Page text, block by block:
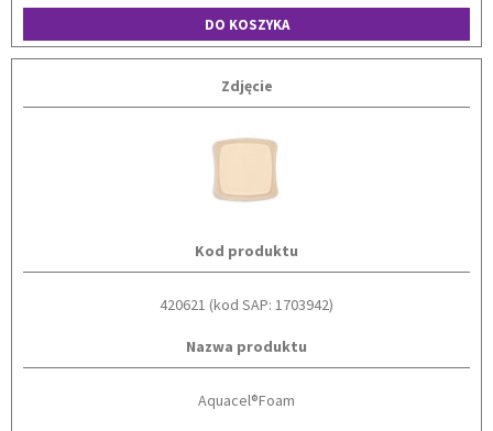
DO KOSZYKA
Zdjęcie
Kod produktu
420621 (kod SAP: 1703942)
Nazwa produktu
Aquacel®Foam